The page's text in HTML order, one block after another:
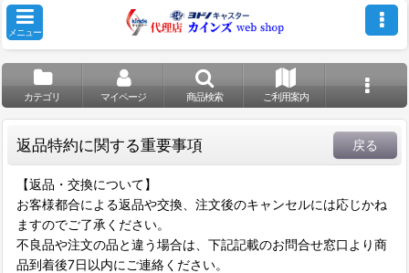
メニュー
カテゴリ マイページ 商品検索 ご利用案内
返品特約に関する重要事項 戻る
【返品・交換について】
お客様都合による返品や交換、注文後のキャンセルには応じかね
ますのでご了承ください。
不良品や注文の品と違う場合は、下記記載のお問合せ窓口より商
品到着後7日以内にご連絡ください。